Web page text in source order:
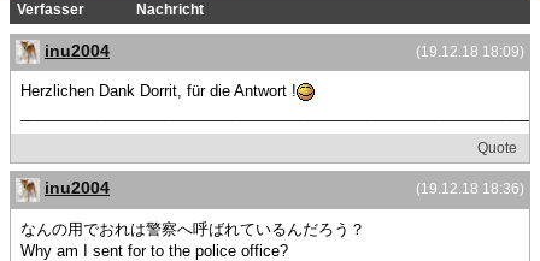
Verfasser Nachricht
(19.12.18 18:09)
inu2004
Herzlichen Dank Dorrit, für die Antwort !
Quote
(19.12.18 18:36)
inu2004
なんの用でおれは警察へ呼ばれているんだろう？
Why am I sent for to the police office?